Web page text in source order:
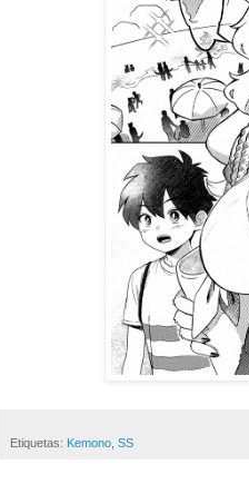
Etiquetas: Kemono, SS